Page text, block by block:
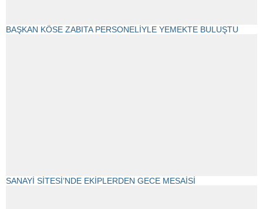
BAŞKAN KÖSE ZABITA PERSONELİYLE YEMEKTE BULUŞTU
SANAYİ SİTESİ’NDE EKİPLERDEN GECE MESAİSİ